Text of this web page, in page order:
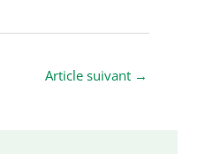
Article suivant →